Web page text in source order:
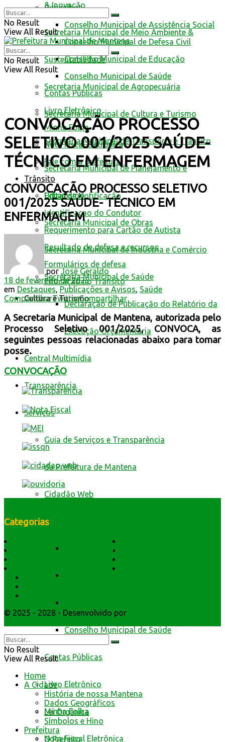
Conselhos
Conselho Municipal de Assistência Social
Conselho Municipal de Defesa Civil
Conselho Municipal de Educação
Conselho Municipal de Saúde
Contas Públicas
Livro Eletrônico
Minha Folha
Nota Fiscal Eletrônica
Fale com a prefeitura
Trânsito
Edital de Notificação
Identificacao do Condutor
Requerimento para Cartão de Autista
Resultado de defesa e recursos
Formulários de defesa
Educação no Trânsito
Cultura e Turismo
& Inovação
Secretaria Municipal de Meio Ambiente &
Sustentabilidade
Secretaria Municipal de Agropecuária
Secretaria Municipal de Cultura e Turismo
Secretaria Municipal de Transporte e Trânsito
Secretaria Municipal de Planejamento e
Urbanismo
Secretaria Municipal de Obras
Secretaria Municipal de Indústria e Comércio
Secretaria Municipal de Saúde
Declaração de Publicação do Relatório da
Execução Orçamentária
Central Multimídia
Transparência
Serviços
Guia de Serviços e Transparência
da Prefeitura de Mantena
Cidadão Web
Conselhos
Conselho Municipal de Assistência Social
Conselho Municipal de Saúde
Contas Públicas
Livro Eletrônico
Minha Folha
Nota Fiscal Eletrônica
No Result
View All Result
No Result
View All Result
CONVOCAÇÃO PROCESSO
SELETIVO 001/2025 SAÚDE-
TÉCNICO EM ENFERMAGEM
CONVOCAÇÃO PROCESSO SELETIVO
001/2025 SAÚDE- TÉCNICO EM
ENFERMAGEM
por José Geraldo
18 de fevereiro de 2025
em Destaques, Publicações e Avisos, Saúde
CompartilharTwittarCompartilhar
A Secretaria Municipal de Mantena, autorizada pelo
Processo Seletivo 001/2025, CONVOCA, as
seguintes pessoas relacionadas abaixo para tomar
posse.
CONVOCAÇÃO
Categorias
Dados Geográficos
Secretarios
© 2025 - 2028 - Desenvolvido por
No Result
View All Result
Home
A Cidade
História de nossa Mantena
Dados Geográficos
Lei Orgânica
Símbolos e Hino
Prefeitura
O Prefeito